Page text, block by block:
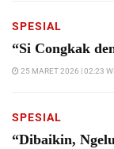
SPESIAL
“Si Congkak
25 MARET 2026 | 02:23
SPESIAL
“Dibaikin,